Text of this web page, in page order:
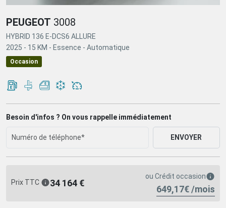
PEUGEOT 3008
HYBRID 136 E-DCS6 ALLURE
2025 - 15 KM - Essence - Automatique
Occasion
Besoin d'infos ? On vous rappelle immédiatement
ENVOYER
Prix TTC 34 164 €
ou Crédit occasion
649,17€ /mois